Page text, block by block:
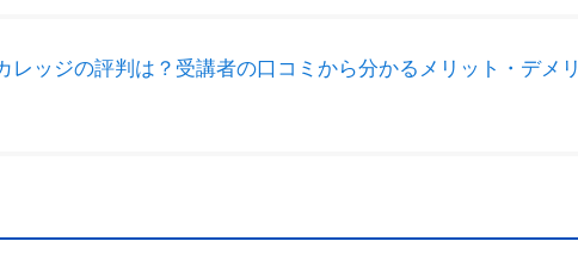
レッジの評判は？受講者の口コミから分かるメリット・デメリ